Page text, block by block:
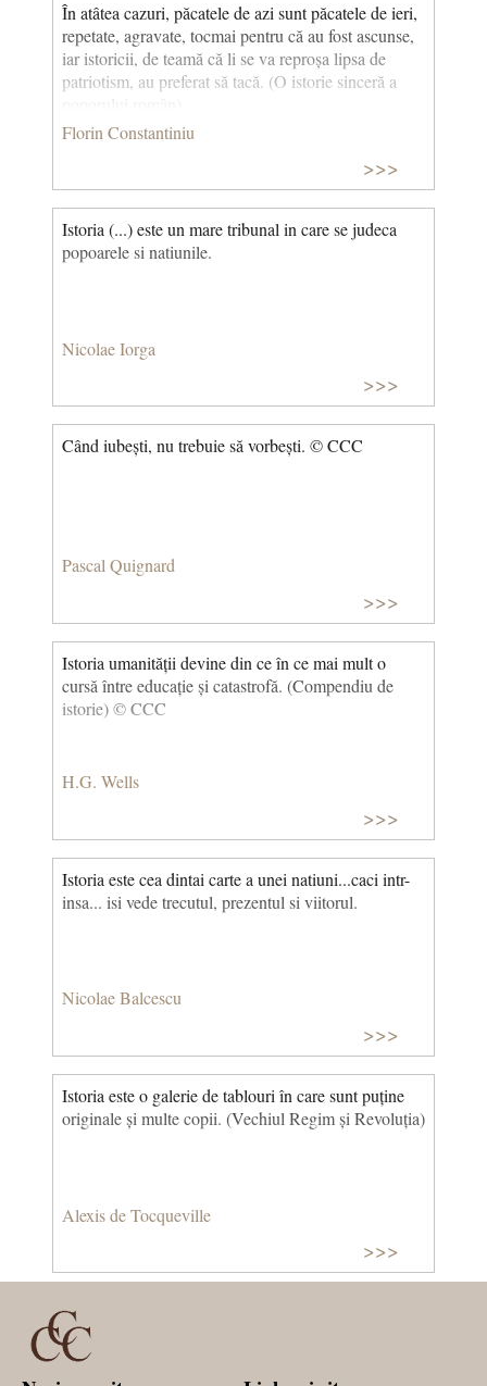
În atâtea cazuri, păcatele de azi sunt păcatele de ieri,
repetate, agravate, tocmai pentru că au fost ascunse,
iar istoricii, de teamă că li se va reproșa lipsa de
patriotism, au preferat să tacă. (O istorie sinceră a
Florin Constantiniu
>>>
Istoria (...) este un mare tribunal in care se judeca
popoarele si natiunile.
Nicolae Iorga
>>>
Când iubești, nu trebuie să vorbești. © CCC
Pascal Quignard
>>>
Istoria umanității devine din ce în ce mai mult o
cursă între educație și catastrofă. (Compendiu de
istorie) © CCC
H.G. Wells
>>>
Istoria este cea dintai carte a unei natiuni...caci intr-
insa... isi vede trecutul, prezentul si viitorul.
Nicolae Balcescu
>>>
Istoria este o galerie de tablouri în care sunt puține
originale și multe copii. (Vechiul Regim și Revoluția)
Alexis de Tocqueville
>>>